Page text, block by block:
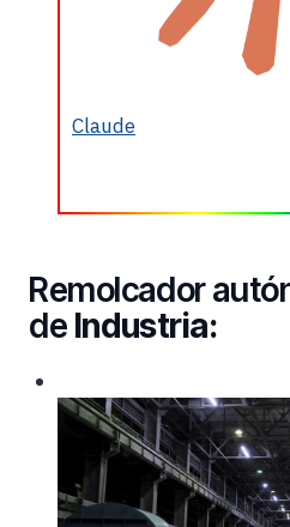
Claude
Remolcador
de Industria: